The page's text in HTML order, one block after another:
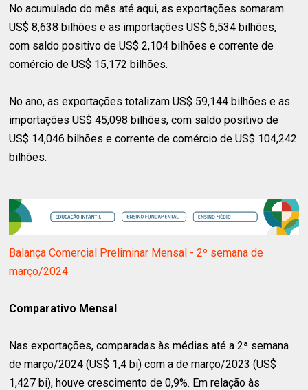
No acumulado do mês até aqui, as exportações somaram
US$ 8,638 bilhões e as importações US$ 6,534 bilhões,
com saldo positivo de US$ 2,104 bilhões e corrente de
comércio de US$ 15,172 bilhões.
No ano, as exportações totalizam US$ 59,144 bilhões e as
importações US$ 45,098 bilhões, com saldo positivo de
US$ 14,046 bilhões e corrente de comércio de US$ 104,242
bilhões.
Balança Comercial Preliminar Mensal - 2º semana de
março/2024
Comparativo Mensal
Nas exportações, comparadas às médias até a 2ª semana
de março/2024 (US$ 1,4 bi) com a de março/2023 (US$
1,427 bi), houve crescimento de 0,9%. Em relação às